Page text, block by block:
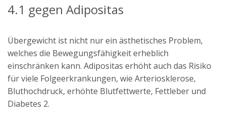
4.1 gegen Adipositas
Übergewicht ist nicht nur ein ästhetisches Problem,
welches die Bewegungsfähigkeit erheblich
einschränken kann. Adipositas erhöht auch das Risiko
für viele Folgeerkrankungen, wie Arteriosklerose,
Bluthochdruck, erhöhte Blutfettwerte, Fettleber und
Diabetes 2.